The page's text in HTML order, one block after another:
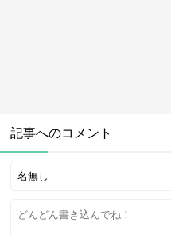
記事へのコメント